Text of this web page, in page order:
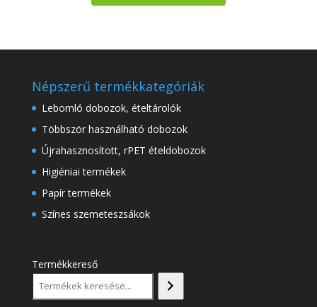
Népszerű termékkategóriák
Lebomló dobozok, ételtárolók
Többször használható dobozok
Újrahasznosított, rPET ételdobozok
Higiéniai termékek
Papír termékek
Színes szemeteszsákok
Termékkereső